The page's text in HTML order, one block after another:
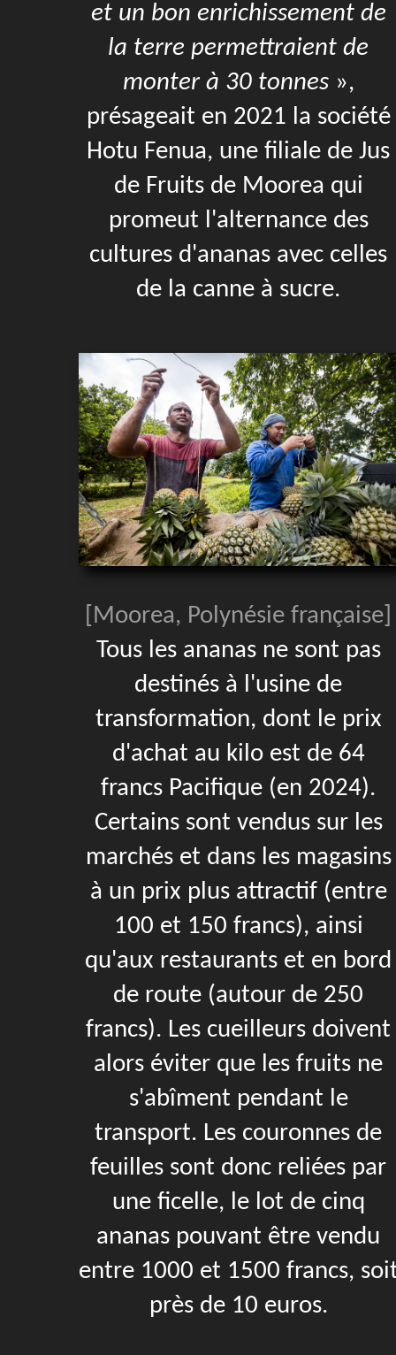
et un bon enrichissement de
la terre permettraient de
monter à 30 tonnes»,
présageait en 2021 la société
Hotu Fenua, une filiale de Jus
de Fruits de Moorea qui
promeut l'alternance des
cultures d'ananas avec celles
de la canne à sucre.
[Moorea, Polynésie française]
Tous les ananas ne sont pas
destinés à l'usine de
transformation, dont le prix
d'achat au kilo est de 64
francs Pacifique (en 2024).
Certains sont vendus sur les
marchés et dans les magasins
à un prix plus attractif (entre
100 et 150 francs), ainsi
qu'aux restaurants et en bord
de route (autour de 250
francs). Les cueilleurs doivent
alors éviter que les fruits ne
s'abîment pendant le
transport. Les couronnes de
feuilles sont donc reliées par
une ficelle, le lot de cinq
ananas pouvant être vendu
entre 1000 et 1500 francs,
près de 10 euros.